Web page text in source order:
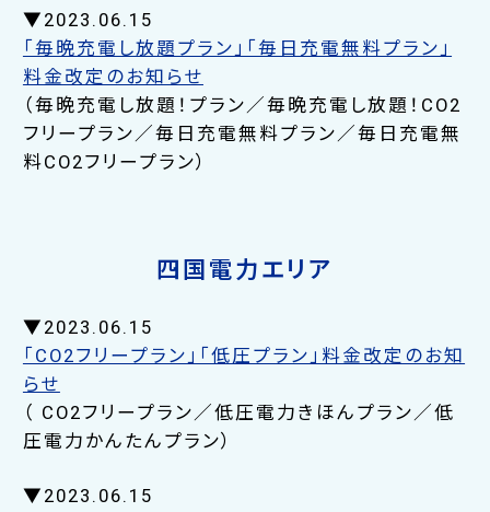
▼2023.06.15
「毎晩充電し放題プラン」「毎日充電無料プラン」
料金改定のお知らせ
（毎晩充電し放題！プラン／毎晩充電し放題！CO2
フリープラン／毎日充電無料プラン／毎日充電無
料CO2フリープラン）
四国電力エリア
▼2023.06.15
「CO2フリープラン」「低圧プラン」料金改定のお知
らせ
（ CO2フリープラン／低圧電力きほんプラン／低
圧電力かんたんプラン）
▼2023.06.15